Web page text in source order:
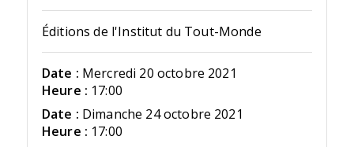
Éditions de l'Institut du Tout-Monde
Date : Mercredi 20 octobre 2021
Heure : 17:00
Date : Dimanche 24 octobre 2021
Heure : 17:00